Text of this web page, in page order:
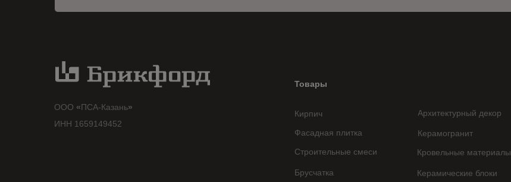
ИНН 1659149452
Фасадная плитка
Кирпич Архитектурный декор
Керамогранит
Строительные смеси
Товары
Брусчатка
ООО «ПСА-Казань»
Кровельные материалы
Керамические блоки